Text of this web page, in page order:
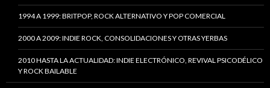
1994 A 1999: BRITPOP, ROCK ALTERNATIVO Y POP COMERCIAL
2000 A 2009: INDIE ROCK, CONSOLIDACIONES Y OTRAS YERBAS
2010 HASTA LA ACTUALIDAD: INDIE ELECTRÓNICO, REVIVAL PSICODÉLICO
Y ROCK BAILABLE